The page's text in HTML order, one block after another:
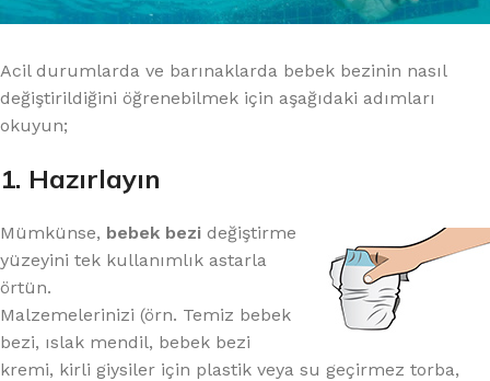
Acil durumlarda ve barınaklarda bebek bezinin nasıl
değiştirildiğini öğrenebilmek için aşağıdaki adımları
okuyun;
1. Hazırlayın
Mümkünse, bebek bezi değiştirme
yüzeyini tek kullanımlık astarla
örtün.
Malzemelerinizi (örn. Temiz bebek
bezi, ıslak mendil, bebek bezi
kremi, kirli giysiler için plastik veya su geçirmez torba,